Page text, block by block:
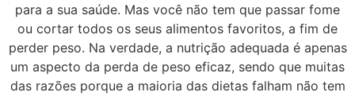
para a sua saúde. Mas você não tem que passar fome
ou cortar todos os seus alimentos favoritos, a fim de
perder peso. Na verdade, a nutrição adequada é apenas
um aspecto da perda de peso eficaz, sendo que muitas
das razões porque a maioria das dietas falham não tem